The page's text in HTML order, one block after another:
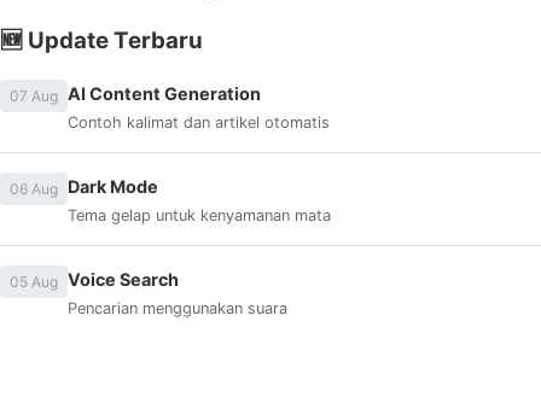
🆕 Update Terbaru
07 Aug AI Content Generation
Contoh kalimat dan artikel otomatis
06 Aug Dark Mode
Tema gelap untuk kenyamanan mata
05 Aug Voice Search
Pencarian menggunakan suara